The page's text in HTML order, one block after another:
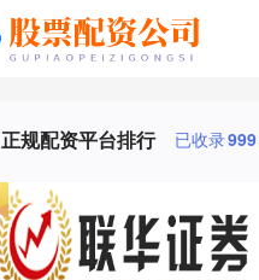
正规配资平台排行 已收录999